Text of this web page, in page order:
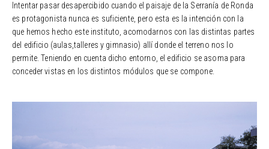
Intentar pasar desapercibido cuando el paisaje de la Serranía de Ronda
es protagonista nunca es suficiente, pero esta es la intención con la
que hemos hecho este instituto, acomodarnos con las distintas partes
del edificio (aulas,talleres y gimnasio) allí donde el terreno nos lo
permite. Teniendo en cuenta dicho entorno, el edificio se asoma para
conceder vistas en los distintos módulos que se compone.